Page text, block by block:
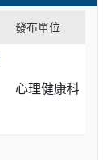
發布單位
心理健康科